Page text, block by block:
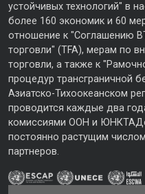
устойчивых технологий" в
более 160 экономик и 60
отношение к "Соглашению
торговли" (TFA), мерам по
торговли, а также к
процедур трансграничной
Азиатско-Тихоокеанском
проводится каждые два
комиссиями ООН и
постоянно растущим
партнеров.